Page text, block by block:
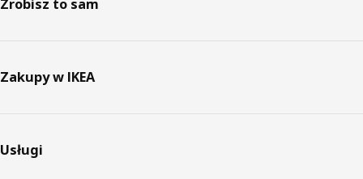
Zrobisz to sam
Zakupy w IKEA
Usługi